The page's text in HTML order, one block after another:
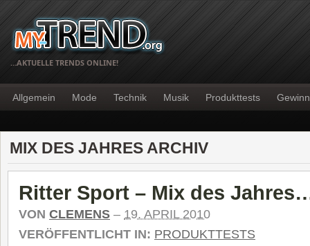
…AKTUELLE TRENDS ONLINE!
Allgemein Mode Technik Musik Produkttests
MIX DES JAHRES ARCHIV
Ritter Sport – Mix des
VON CLEMENS – 19. APRIL 2010
VERÖFFENTLICHT IN: PRODUKTTESTS